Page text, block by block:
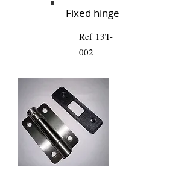
Fixed hinge
Ref 13T-
002